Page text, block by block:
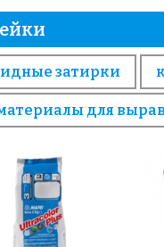
затирки
для